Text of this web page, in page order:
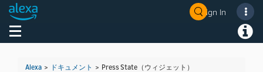
Sign In
Toggle navigation
Alexa > ドキュメント > Press State（ウィジェット）
Welcome! Ask the DevAssistant